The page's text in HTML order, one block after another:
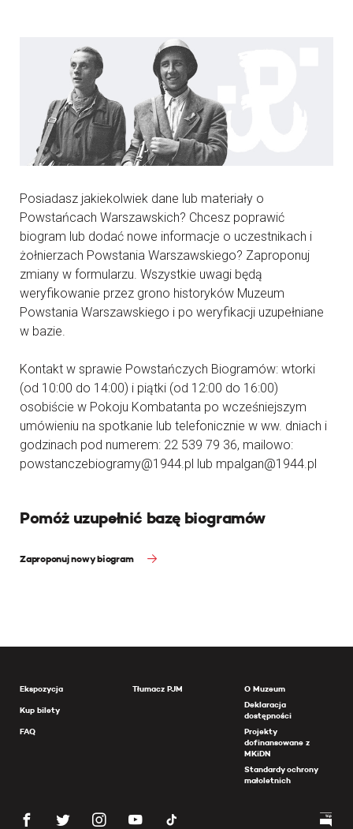
Posiadasz jakiekolwiek dane lub materiały o
Powstańcach Warszawskich? Chcesz poprawić
biogram lub dodać nowe informacje o uczestnikach i
żołnierzach Powstania Warszawskiego? Zaproponuj
zmiany w formularzu. Wszystkie uwagi będą
weryfikowanie przez grono historyków Muzeum
Powstania Warszawskiego i po weryfikacji uzupełniane
w bazie.
Kontakt w sprawie Powstańczych Biogramów: wtorki
(od 10:00 do 14:00) i piątki (od 12:00 do 16:00)
osobiście w Pokoju Kombatanta po wcześniejszym
umówieniu na spotkanie lub telefonicznie w ww. dniach i
godzinach pod numerem: 22 539 79 36, mailowo:
powstanczebiogramy@1944.pl lub mpalgan@1944.pl
Pomóż uzupełnić bazę biogramów
Zaproponuj nowy biogram
Ekspozycja
Kup bilety
FAQ
Tłumacz PJM
O Muzeum
Deklaracja
dostępności
Projekty
dofinansowane z
MKiDN
Standardy ochrony
małoletnich